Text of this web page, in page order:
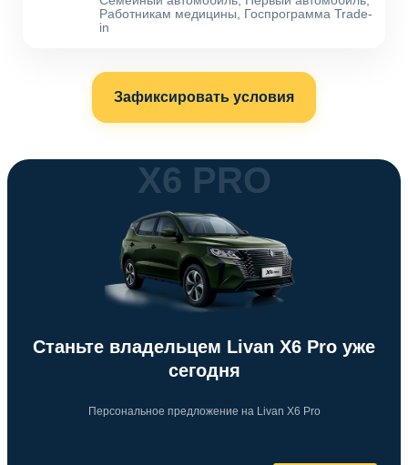
Работникам медицины, Госпрограмма Trade-
in
Зафиксировать условия
Станьте владельцем Livan X6 Pro уже
сегодня
Персональное предложение на Livan X6 Pro
X6 PRO